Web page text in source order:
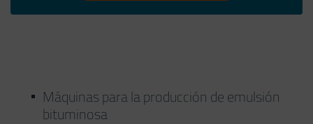
Máquinas para la producción de emulsión
bituminosa